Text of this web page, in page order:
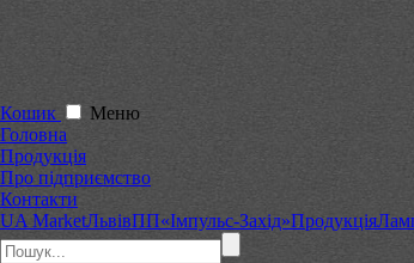
Кошик
Меню
Головна
Продукція
Про підприємство
Контакти
UA MarketЛьвівПП«Імпульс-Захід»Продукція